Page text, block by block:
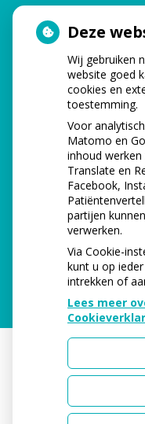
Maandag:
Dinsdag:
Woensdag
Donderdag:
Vrijdag:
Uw
Deze
Wij gebruiken
website goed
cookies en
toestemming.
Voor
Matomo en
inhoud
Translate en
Facebook,
partijen
verwerken.
Via Cookie-
kunt u op
intrekken of
Lees meer